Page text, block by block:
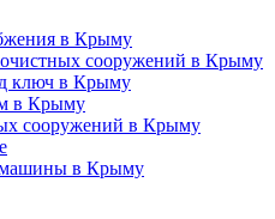
в Крыму
сооружений в Крыму
ключ в Крыму
в Крыму
сооружений в Крыму
машины в Крыму